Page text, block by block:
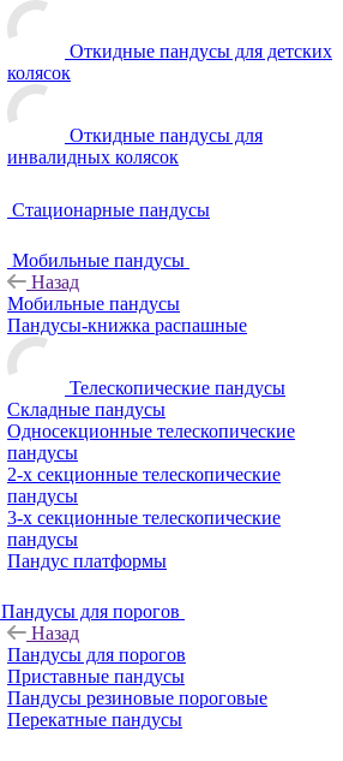
Откидные пандусы для детских
колясок
Откидные пандусы для
инвалидных колясок
Стационарные пандусы
Мобильные пандусы
Назад
Мобильные пандусы
Пандусы-книжка распашные
Телескопические пандусы
Складные пандусы
Односекционные телескопические
пандусы
2-х секционные телескопические
пандусы
3-х секционные телескопические
пандусы
Пандус платформы
Пандусы для порогов
Назад
Пандусы для порогов
Приставные пандусы
Пандусы резиновые пороговые
Перекатные пандусы